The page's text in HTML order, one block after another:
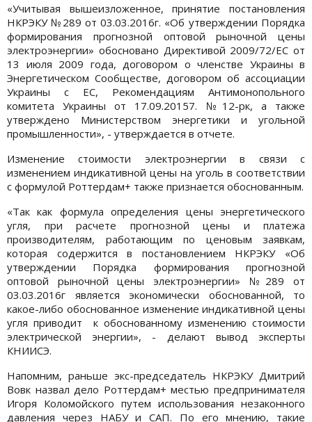
«Учитывая вышеизложенное, принятие постановления
НКРЭКУ №289 от 03.03.2016г. «Об утверждении Порядка
формирования прогнозной оптовой рыночной цены
электроэнергии» обосновано Директивой 2009/72/ЕС от
13 июля 2009 года, договором о членстве Украины в
Энергетическом Сообществе, договором об ассоциации
Украины с ЕС, Рекомендациям Антимонопольного
комитета Украины от 17.09.20157. №12-рк, а также
утверждено Министерством энергетики и угольной
промышленности», - утверждается в отчете.
Изменение стоимости электроэнергии в связи с
изменением индикативной цены на уголь в соответствии
с формулой Роттердам+ также признается обоснованным.
«Так как формула определения цены энергетического
угля, при расчете прогнозной цены и платежа
производителям, работающим по ценовым заявкам,
которая содержится в постановлением НКРЭКУ «Об
утверждении Порядка формирования прогнозной
оптовой рыночной цены электроэнергии» №289 от
03.03.2016г является экономически обоснованной, то
какое-либо обоснованное изменение индикативной цены
угля приводит к обоснованному изменению стоимости
электрической энергии», - делают вывод эксперты
КНИИСЭ.
Напомним, раньше экс-председатель НКРЭКУ Дмитрий
Вовк назвал дело Роттердам+ местью предпринимателя
Игоря Коломойского путем использования незаконного
давления через НАБУ и САП. По его мнению, такие